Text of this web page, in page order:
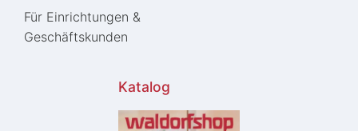
Für Einrichtungen &
Geschäftskunden
Katalog